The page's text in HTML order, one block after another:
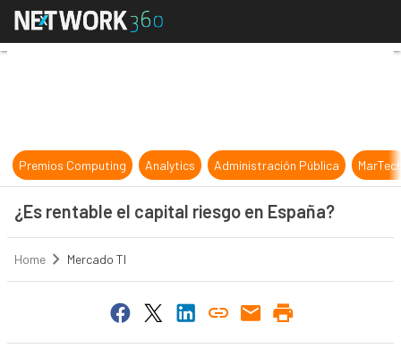
¿Es rentable el capital riesgo en
Premios Computing Analytics Administración Pública
¿Es rentable el capital riesgo en España?
Home Mercado TI